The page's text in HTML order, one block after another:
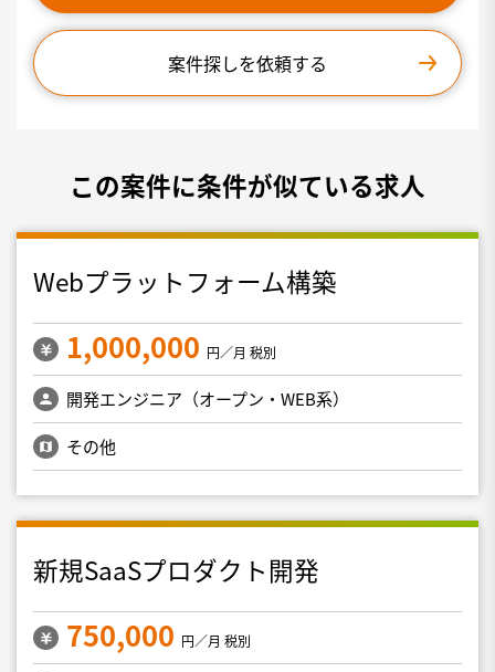
案件探しを依頼する
この案件に条件が似ている求人
Webプラットフォーム構築
1,000,000 円／月 税別
開発エンジニア（オープン・WEB系）
その他
新規SaaSプロダクト開発
750,000 円／月 税別